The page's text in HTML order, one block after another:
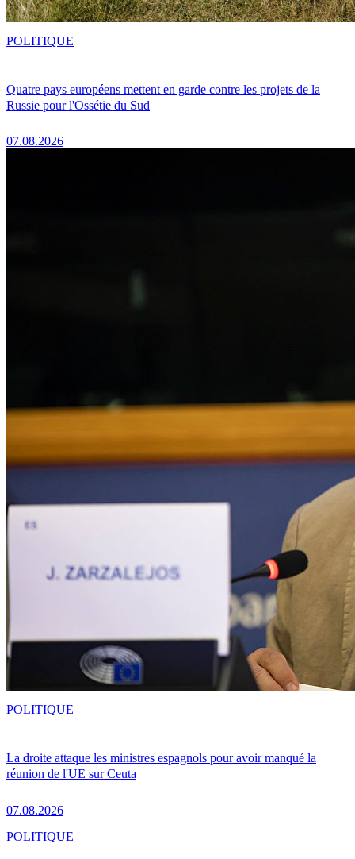
Quatre pays européens mettent en garde contre les projets de la
Russie pour l'Ossétie du Sud
07.08.2026
POLITIQUE
La droite attaque les ministres espagnols pour avoir manqué la
réunion de l'UE sur Ceuta
07.08.2026
POLITIQUE
POLITIQUE